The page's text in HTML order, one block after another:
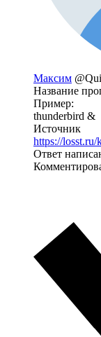
Максим
Название
Пример:
thunderbird &
Источник
https://
Ответ